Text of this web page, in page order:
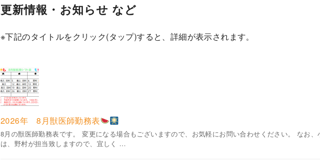
更新情報・お知らせ など
※下記のタイトルをクリック(タップ)すると、詳細が表示されます。
2026年 8月獣医師勤務表
8月の獣医師勤務表です。 変更になる場合もございますので、お気軽にお問い合わせください。 なお
は、野村が担当致しますので、宜しく …